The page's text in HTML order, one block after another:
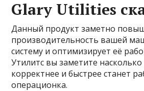
Glary Utilities
Данный продукт заметно
производительность вашей
систему и оптимизирует её
Утилитс вы заметите
корректнее и быстрее станет
операционка.